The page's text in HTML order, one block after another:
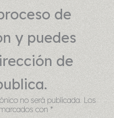
de
y puedes
de
no será publicada. Los
con *